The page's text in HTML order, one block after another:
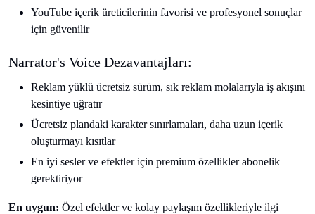
YouTube içerik üreticilerinin favorisi ve profesyonel sonuçlar
için güvenilir
Narrator's Voice Dezavantajları:
Reklam yüklü ücretsiz sürüm, sık reklam molalarıyla iş akışını
kesintiye uğratır
Ücretsiz plandaki karakter sınırlamaları, daha uzun içerik
oluşturmayı kısıtlar
En iyi sesler ve efektler için premium özellikler abonelik
gerektiriyor
En uygun: Özel efektler ve kolay paylaşım özellikleriyle ilgi